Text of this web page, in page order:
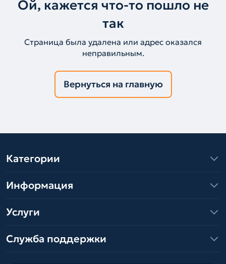
Ой, кажется что-то пошло не
так
Страница была удалена или адрес оказался
неправильным.
Вернуться на главную
Категории
Информация
Услуги
Служба поддержки